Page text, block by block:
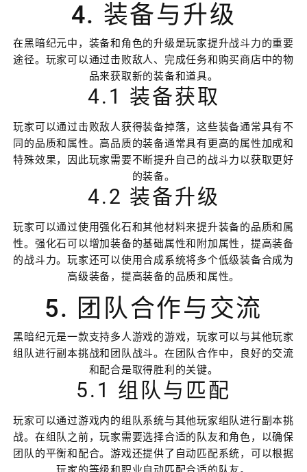
4. 装备与升级
在黑暗纪元中，装备和角色的升级是玩家提升战斗力的重要
途径。玩家可以通过击败敌人、完成任务和购买商店中的物
品来获取新的装备和道具。
4.1 装备获取
玩家可以通过击败敌人获得装备掉落，这些装备通常具有不
同的品质和属性。高品质的装备通常具有更高的属性加成和
特殊效果，因此玩家需要不断提升自己的战斗力以获取更好
的装备。
4.2 装备升级
玩家可以通过使用强化石和其他材料来提升装备的品质和属
性。强化石可以增加装备的基础属性和附加属性，提高装备
的战斗力。玩家还可以使用合成系统将多个低级装备合成为
高级装备，提高装备的品质和属性。
5. 团队合作与交流
黑暗纪元是一款支持多人游戏的游戏，玩家可以与其他玩家
组队进行副本挑战和团队战斗。在团队合作中，良好的交流
和配合是取得胜利的关键。
5.1 组队与匹配
玩家可以通过游戏内的组队系统与其他玩家组队进行副本挑
战。在组队之前，玩家需要选择合适的队友和角色，以确保
团队的平衡和配合。游戏还提供了自动匹配系统，可以根据